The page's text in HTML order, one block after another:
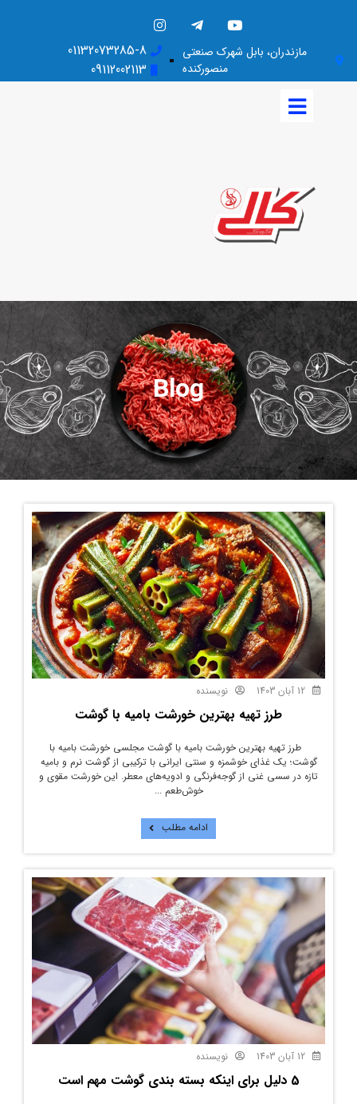
مازندران، بابل شهرک صنعتی
منصورکنده
01132073285-8
09112002113
Blog
نویسنده
طرز تهیه بهترین خورشت بامیه با گوشت
طرز تهیه بهترین خورشت بامیه با گوشت مجلسی خورشت بامیه با
گوشت؛ یک غذای خوشمزه و سنتی ایرانی با ترکیبی از گوشت نرم و بامیه
تازه در سسی غنی از گوجه‌فرنگی و ادویه‌های معطر. این خورشت مقوی و
خوش‌طعم ...
ادامه مطلب
نویسنده
5 دلیل برای اینکه بسته بندی گوشت مهم است